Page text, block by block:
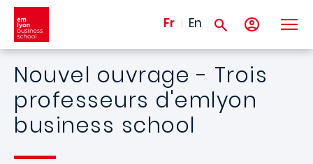
Aller au contenu principal
Fr En
Nouvel ouvrage - Trois
professeurs d'emlyon
business school